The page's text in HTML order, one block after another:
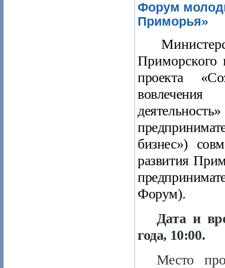
Форум
Приморья»
Приморского
проекта
бизнес»)
развития
Форум).
Дата и
года, 10:00.
Место